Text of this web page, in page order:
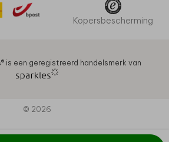
Kopersbescherming
is een geregistreerd handelsmerk van
© 2026